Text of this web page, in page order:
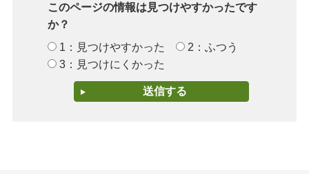
このページの情報は見つけやすかったです
か？
1：見つけやすかった
2：ふつう
3：見つけにくかった